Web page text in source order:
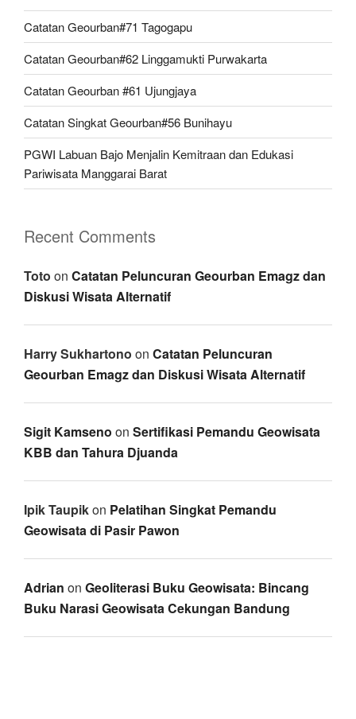
Catatan Geourban#71 Tagogapu
Catatan Geourban#62 Linggamukti Purwakarta
Catatan Geourban #61 Ujungjaya
Catatan Singkat Geourban#56 Bunihayu
PGWI Labuan Bajo Menjalin Kemitraan dan Edukasi
Pariwisata Manggarai Barat
Recent Comments
Toto on Catatan Peluncuran Geourban Emagz dan
Diskusi Wisata Alternatif
Harry Sukhartono on Catatan Peluncuran
Geourban Emagz dan Diskusi Wisata Alternatif
Sigit Kamseno on Sertifikasi Pemandu Geowisata
KBB dan Tahura Djuanda
Ipik Taupikon Pelatihan Singkat Pemandu
Geowisata di Pasir Pawon
Adrian on Geoliterasi Buku Geowisata: Bincang
Buku Narasi Geowisata Cekungan Bandung